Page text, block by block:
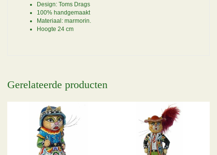
Design: Toms Drags
100% handgemaakt
Materiaal: marmorin.
Hoogte 24 cm
Gerelateerde producten